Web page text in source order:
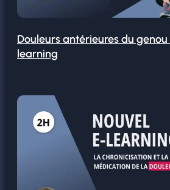
Douleurs antérieures du
learning